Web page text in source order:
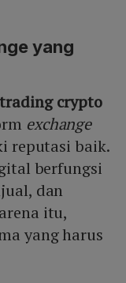
yang
crypto
exchange
reputasi baik.
berfungsi
dan
itu,
yang harus